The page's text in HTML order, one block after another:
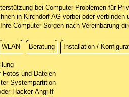
bei Computer-Problemen für
in Kirchdorf AG vorbei oder verbinden
Computer-Sorgen nach Vereinbarung
WLAN Beratung Installation /
mit professionellen Mitteln.
Sichtung des Schadens unterbreiten
des Datenträgers führen wir die Arbeiten
Fotos und Dateien
stellen wir Ihre Fotos und
Systempartition
und machen Ihr System wieder bootfähig
Hacker-Angriff